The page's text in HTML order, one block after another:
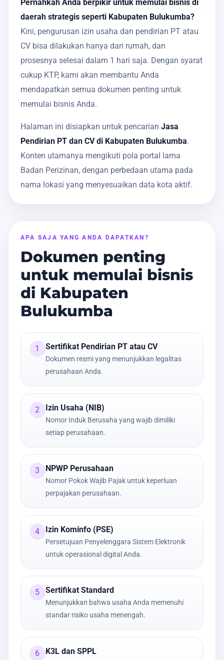
Pernahkah Anda berpikir untuk memulai bisnis di
daerah strategis seperti Kabupaten Bulukumba?
Kini, pengurusan izin usaha dan pendirian PT atau
CV bisa dilakukan hanya dari rumah, dan
prosesnya selesai dalam 1 hari saja. Dengan syarat
cukup KTP, kami akan membantu Anda
mendapatkan semua dokumen penting untuk
memulai bisnis Anda.
Halaman ini disiapkan untuk pencarian Jasa
Pendirian PT dan CV di Kabupaten Bulukumba.
Konten utamanya mengikuti pola portal lama
Badan Perizinan, dengan perbedaan utama pada
nama lokasi yang menyesuaikan data kota aktif.
APA SAJA YANG ANDA DAPATKAN?
Dokumen penting
untuk memulai bisnis
di Kabupaten
Bulukumba
1 Sertifikat Pendirian PT atau CV
Dokumen resmi yang menunjukkan legalitas
perusahaan Anda.
2 Izin Usaha (NIB)
Nomor Induk Berusaha yang wajib dimiliki
setiap perusahaan.
3 NPWP Perusahaan
Nomor Pokok Wajib Pajak untuk keperluan
perpajakan perusahaan.
4 Izin Kominfo (PSE)
Persetujuan Penyelenggara Sistem Elektronik
untuk operasional digital Anda.
5 Sertifikat Standard
Menunjukkan bahwa usaha Anda memenuhi
standar risiko usaha menengah.
6 K3L dan SPPL